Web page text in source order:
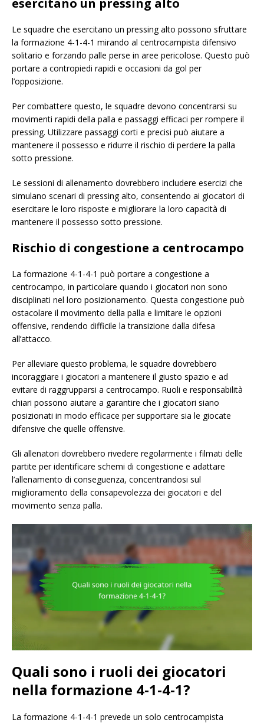
Le squadre che esercitano un pressing alto possono sfruttare
la formazione 4-1-4-1 mirando al centrocampista difensivo
solitario e forzando palle perse in aree pericolose. Questo può
portare a contropiedi rapidi e occasioni da gol per
l’opposizione.
Per combattere questo, le squadre devono concentrarsi su
movimenti rapidi della palla e passaggi efficaci per rompere il
pressing. Utilizzare passaggi corti e precisi può aiutare a
mantenere il possesso e ridurre il rischio di perdere la palla
sotto pressione.
Le sessioni di allenamento dovrebbero includere esercizi che
simulano scenari di pressing alto, consentendo ai giocatori di
esercitare le loro risposte e migliorare la loro capacità di
mantenere il possesso sotto pressione.
Rischio di congestione a centrocampo
La formazione 4-1-4-1 può portare a congestione a
centrocampo, in particolare quando i giocatori non sono
disciplinati nel loro posizionamento. Questa congestione può
ostacolare il movimento della palla e limitare le opzioni
offensive, rendendo difficile la transizione dalla difesa
all’attacco.
Per alleviare questo problema, le squadre dovrebbero
incoraggiare i giocatori a mantenere il giusto spazio e ad
evitare di raggrupparsi a centrocampo. Ruoli e responsabilità
chiari possono aiutare a garantire che i giocatori siano
posizionati in modo efficace per supportare sia le giocate
difensive che quelle offensive.
Gli allenatori dovrebbero rivedere regolarmente i filmati delle
partite per identificare schemi di congestione e adattare
l’allenamento di conseguenza, concentrandosi sul
miglioramento della consapevolezza dei giocatori e del
movimento senza palla.
Quali sono i ruoli dei giocatori
nella formazione 4-1-4-1?
La formazione 4-1-4-1 prevede un solo centrocampista